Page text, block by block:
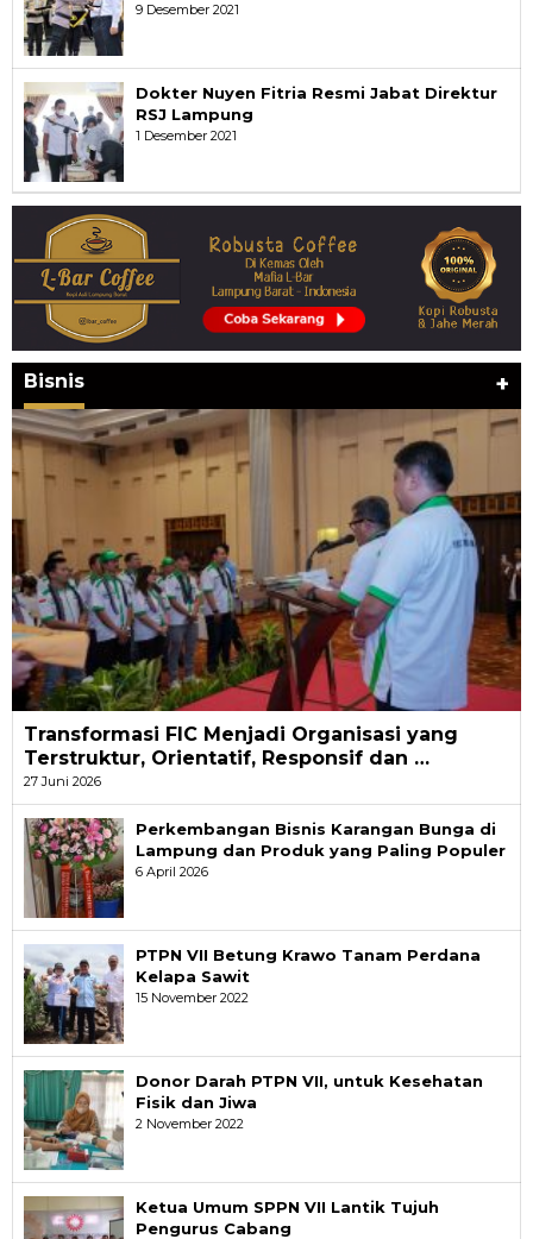
9 Desember 2021
Dokter Nuyen Fitria Resmi Jabat Direktur
RSJ Lampung
1 Desember 2021
Bisnis +
Transformasi FIC Menjadi Organisasi yang
Terstruktur, Orientatif, Responsif dan …
27 Juni 2026
Perkembangan Bisnis Karangan Bunga di
Lampung dan Produk yang Paling Populer
6 April 2026
PTPN VII Betung Krawo Tanam Perdana
Kelapa Sawit
15 November 2022
Donor Darah PTPN VII, untuk Kesehatan
Fisik dan Jiwa
2 November 2022
Ketua Umum SPPN VII Lantik Tujuh
Pengurus Cabang